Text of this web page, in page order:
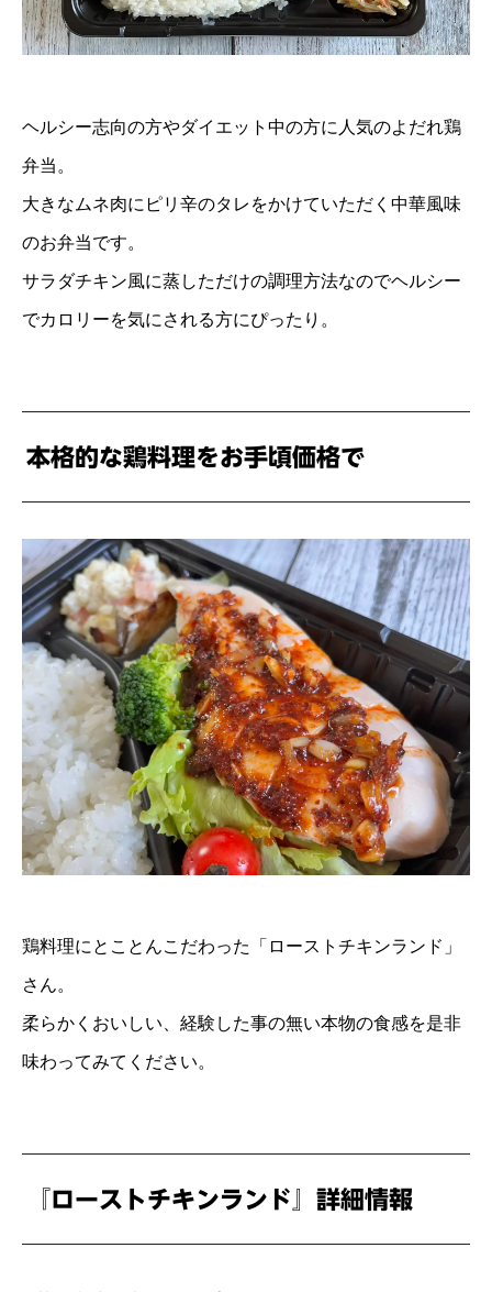
ヘルシー志向の方やダイエット中の方に人気のよだれ鶏
弁当。
大きなムネ肉にピリ辛のタレをかけていただく中華風味
のお弁当です。
サラダチキン風に蒸しただけの調理方法なのでヘルシー
でカロリーを気にされる方にぴったり。
本格的な鶏料理をお手頃価格で
鶏料理にとことんこだわった「ローストチキンランド」
さん。
柔らかくおいしい、経験した事の無い本物の食感を是非
味わってみてください。
『ローストチキンランド』詳細情報